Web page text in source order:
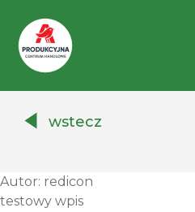
Auchanwstecz
Autor: redicon
testowy wpis